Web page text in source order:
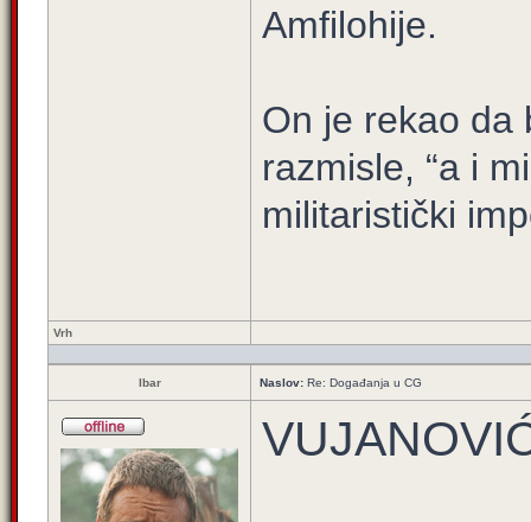
Amfilohije.
On je rekao da
razmisle, “a i
militaristički
Vrh
Ibar Naslov: Re: Događanja u CG